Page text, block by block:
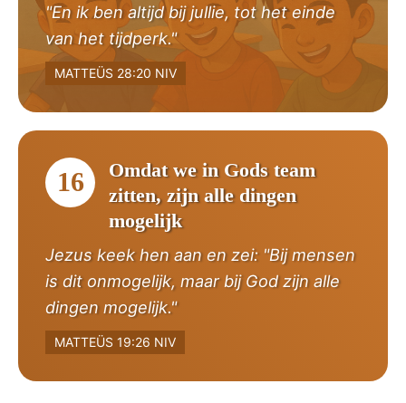
"En ik ben altijd bij jullie, tot het einde
van het tijdperk."
MATTEÜS 28:20 NIV
16
Omdat we in Gods team
zitten, zijn alle dingen
mogelijk
Jezus keek hen aan en zei: "Bij mensen
is dit onmogelijk, maar bij God zijn alle
dingen mogelijk."
MATTEÜS 19:26 NIV